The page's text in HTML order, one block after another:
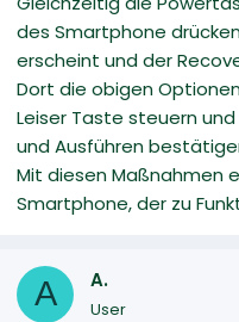
des Smartphone
erscheint und der
Dort die obigen
Leiser Taste steuern
und Ausführen
Mit diesen Maßnahmen
Smartphone, der zu
A A.
User